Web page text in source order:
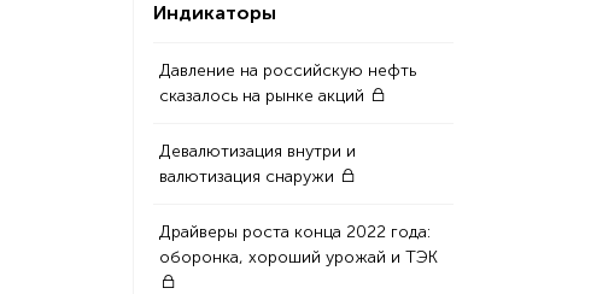
Индикаторы
Давление на российскую нефть
сказалось на рынке акций
Девалютизация внутри и
валютизация снаружи
Драйверы роста конца 2022 года:
оборонка, хороший урожай и ТЭК